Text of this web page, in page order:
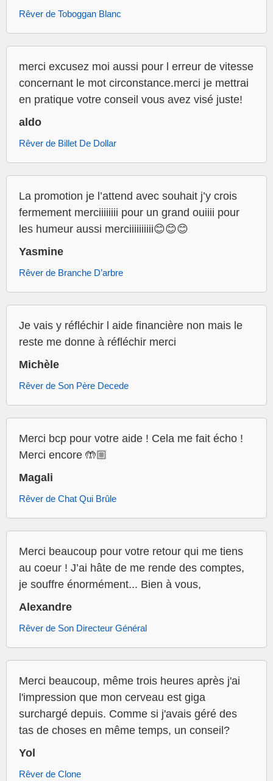
Rêver de Toboggan Blanc
merci excusez moi aussi pour l erreur de vitesse
concernant le mot circonstance.merci je mettrai
en pratique votre conseil vous avez visé juste!
aldo
Rêver de Billet De Dollar
La promotion je l’attend avec souhait j’y crois
fermement merciiiiiiii pour un grand ouiiii pour
les humeur aussi merciiiiiiiiii😊😊😊
Yasmine
Rêver de Branche D’arbre
Je vais y réfléchir l aide financière non mais le
reste me donne à réfléchir merci
Michèle
Rêver de Son Père Decede
Merci bcp pour votre aide ! Cela me fait écho !
Merci encore 🤲🏼
Magali
Rêver de Chat Qui Brûle
Merci beaucoup pour votre retour qui me tiens
au coeur ! J’ai hâte de me rende des comptes,
je souffre énormément... Bien à vous,
Alexandre
Rêver de Son Directeur Général
Merci beaucoup, même trois heures après j'ai
l'impression que mon cerveau est giga
surchargé depuis. Comme si j'avais géré des
tas de choses en même temps, un conseil?
Yol
Rêver de Clone